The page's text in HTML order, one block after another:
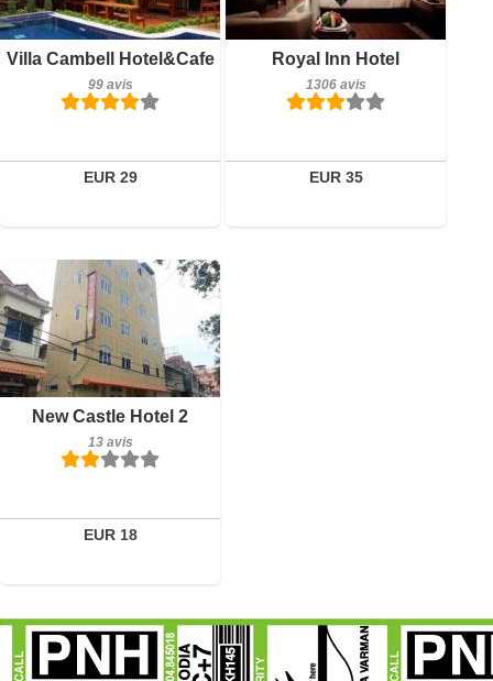
Villa Cambell Hotel&cafe
99 avis
EUR 29
Réserver
Royal Inn Hotel
1306 avis
EUR 35
Réserver
New Castle Hotel 2
13 avis
EUR 18
13 avis
Détails
Réserver